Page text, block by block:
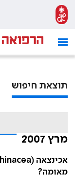
תוצאת חיפוש
מרץ 2007
מאומה?